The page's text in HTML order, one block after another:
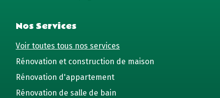
Nos Services
Voir toutes tous nos services
Rénovation et construction de maison
Rénovation d'appartement
Rénovation de salle de bain